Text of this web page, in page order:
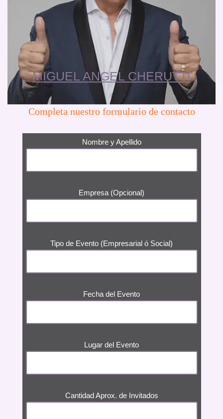
MIGUEL ANGEL CHERUTTI
Completa nuestro formulario de contacto
Nombre y Apellido
Empresa (Opcional)
Tipo de Evento (Empresarial ó Social)
Fecha del Evento
Lugar del Evento
Cantidad Aprox. de Invitados